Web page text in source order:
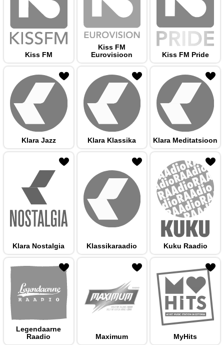
Kiss FM
Kiss FM
Eurovisioon
Kiss FM Pride
Klara Jazz Klara Klassika Klara Meditatsioon
Klara Nostalgia Klassikaraadio Kuku Raadio
Legendaarne
Raadio
Maximum MyHits